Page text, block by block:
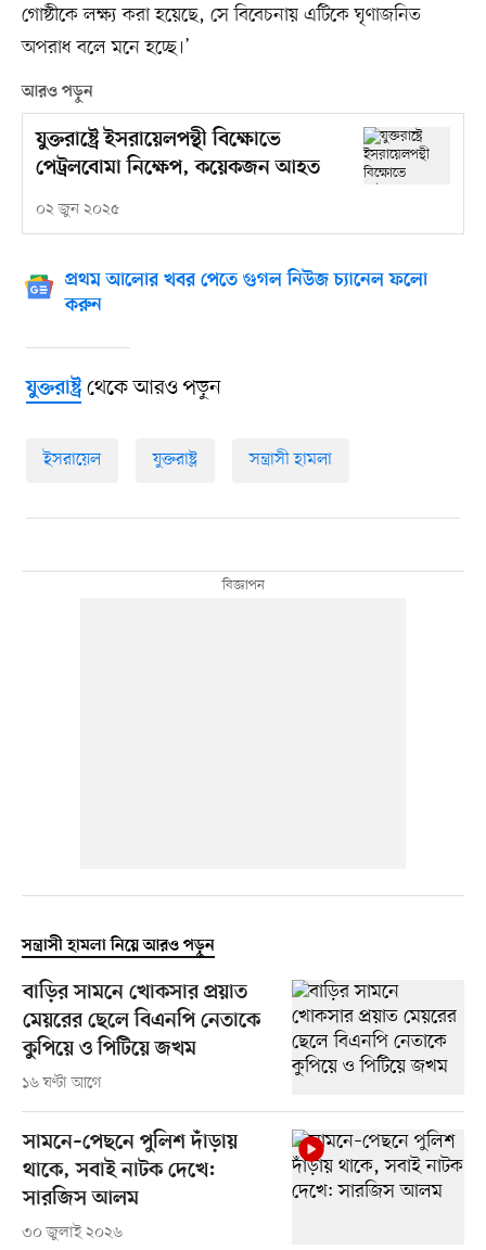
গোষ্ঠীকে লক্ষ্য করা হয়েছে, সে বিবেচনায় এটিকে ঘৃণাজনিত
অপরাধ বলে মনে হচ্ছে।’
আরও পড়ুন
যুক্তরাষ্ট্রে ইসরায়েলপন্থী বিক্ষোভে
পেট্রলবোমা নিক্ষেপ, কয়েকজন আহত
০২ জুন ২০২৫
প্রথম আলোর খবর পেতে গুগল নিউজ চ্যানেল ফলো
করুন
যুক্তরাষ্ট্রথেকে আরও পড়ুন
ইসরায়েল যুক্তরাষ্ট্র সন্ত্রাসী হামলা
সন্ত্রাসী হামলা নিয়ে আরও পড়ুন
বাড়ির সামনে খোকসার প্রয়াত
মেয়রের ছেলে বিএনপি নেতাকে
কুপিয়ে ও পিটিয়ে জখম
১৬ ঘণ্টা আগে
সামনে–পেছনে পুলিশ দাঁড়ায়
থাকে, সবাই নাটক দেখে:
সারজিস আলম
৩০ জুলাই ২০২৬